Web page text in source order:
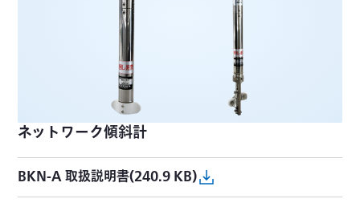
ネットワーク傾斜計
BKN-A 取扱説明書(240.9 KB)